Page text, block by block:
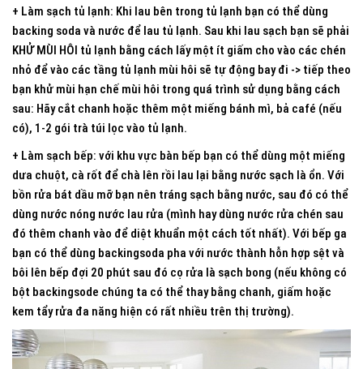
+ Làm sạch tủ lạnh: Khi lau bên trong tủ lạnh bạn có thể dùng
backing soda và nước để lau tủ lạnh. Sau khi lau sạch bạn sẽ phải
KHỬ MÙI HÔI tủ lạnh bằng cách lấy một ít giấm cho vào các chén
nhỏ để vào các tầng tủ lạnh mùi hôi sẽ tự động bay đi -> tiếp theo
bạn khử mùi hạn chế mùi hôi trong quá trình sử dụng bằng cách
sau: Hãy cắt chanh hoặc thêm một miếng bánh mì, bả café (nếu
có), 1-2 gói trà túi lọc vào tủ lạnh.
+ Làm sạch bếp: với khu vực bàn bếp bạn có thể dùng một miếng
dưa chuột, cà rốt để chà lên rồi lau lại bằng nước sạch là ổn. Với
bồn rửa bát dầu mỡ bạn nên tráng sạch bằng nước, sau đó có thể
dùng nước nóng nước lau rửa (mình hay dùng nước rửa chén sau
đó thêm chanh vào để diệt khuẩn một cách tốt nhất). Với bếp ga
bạn có thể dùng backingsoda pha với nước thành hỗn hợp sệt và
bôi lên bếp đợi 20 phút sau đó cọ rửa là sạch bong (nếu không có
bột backingsode chúng ta có thể thay bằng chanh, giấm hoặc
kem tẩy rửa đa năng hiện có rất nhiều trên thị trường).